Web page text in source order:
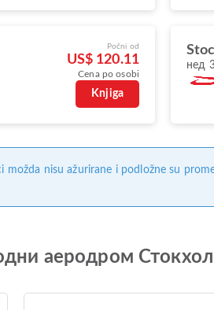
Počni od
US$ 120.11
Cena po osobi
Knjiga
нед
možda nisu ažurirane i podložne su
аеродром